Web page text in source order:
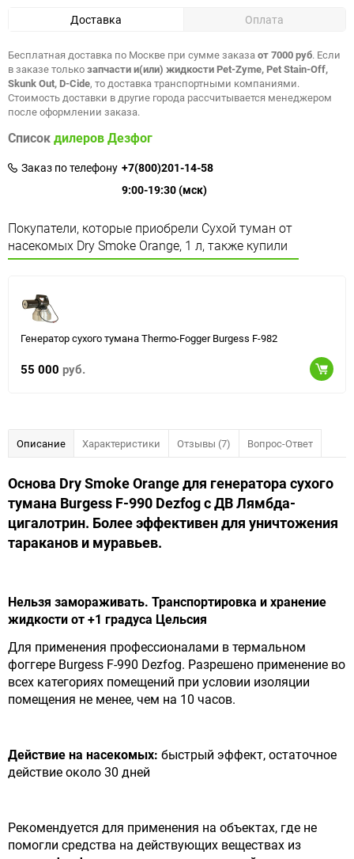
Доставка Оплата
Бесплатная доставка по Москве при сумме заказаот 7000 руб. Если
в заказе толькозапчасти и(или) жидкости Pet-Zyme, Pet Stain-Off,
Skunk Out, D-Cide, то доставка транспортными компаниями.
Стоимость доставки в другие города рассчитывается менеджером
после оформлении заказа.
Списокдилеров Дезфог
Заказ по телефону +7(800)201-14-58
9:00-19:30 (мск)
Покупатели, которые приобрели Сухой туман от
насекомых Dry Smoke Orange, 1 л, также купили
Генератор сухого тумана Thermo-Fogger Burgess F-982
55 000 руб.
Описание Характеристики Отзывы (7) Вопрос-Ответ
Основа Dry Smoke Orange для генератора сухого
тумана Burgess F-990 Dezfog с ДВ Лямбда-
цигалотрин. Более эффективен для уничтожения
тараканов и муравьев.
Нельзя замораживать. Транспортировка и хранение
жидкости от +1 градуса Цельсия
Для применения профессионалами в термальном
фоггере Burgess F-990 Dezfog. Разрешено применение во
всех категориях помещений при условии изоляции
помещения не менее, чем на 10 часов.
Действие на насекомых: быстрый эффект, остаточное
действие около 30 дней
Рекомендуется для применения на объектах, где не
помогли средства на действующих веществах из